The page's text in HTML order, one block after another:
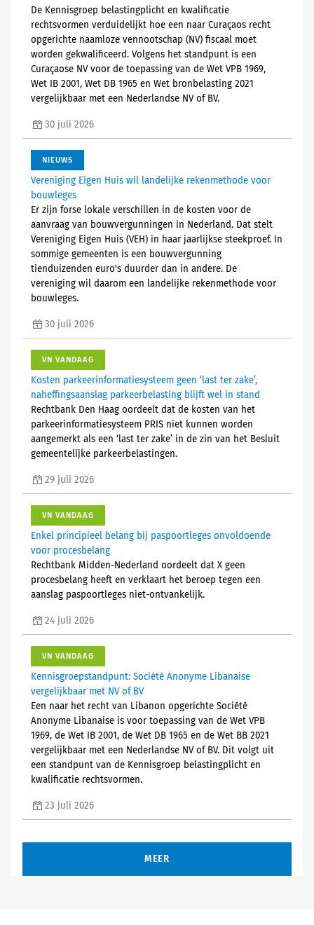
De Kennisgroep belastingplicht en kwalificatie
rechtsvormen verduidelijkt hoe een naar Curaçaos recht
opgerichte naamloze vennootschap (NV) fiscaal moet
worden gekwalificeerd. Volgens het standpunt is een
Curaçaose NV voor de toepassing van de Wet VPB 1969,
Wet IB 2001, Wet DB 1965 en Wet bronbelasting 2021
vergelijkbaar met een Nederlandse NV of BV.
30 juli 2026
NIEUWS
Vereniging Eigen Huis wil landelijke rekenmethode voor
bouwleges
Er zijn forse lokale verschillen in de kosten voor de
aanvraag van bouwvergunningen in Nederland. Dat stelt
Vereniging Eigen Huis (VEH) in haar jaarlijkse steekproef. In
sommige gemeenten is een bouwvergunning
tienduizenden euro's duurder dan in andere. De
vereniging wil daarom een landelijke rekenmethode voor
bouwleges.
30 juli 2026
VN VANDAAG
Kosten parkeerinformatiesysteem geen ‘last ter zake’,
naheffingsaanslag parkeerbelasting blijft wel in stand
Rechtbank Den Haag oordeelt dat de kosten van het
parkeerinformatiesysteem PRIS niet kunnen worden
aangemerkt als een ‘last ter zake’ in de zin van het Besluit
gemeentelijke parkeerbelastingen.
29 juli 2026
VN VANDAAG
Enkel principieel belang bij paspoortleges onvoldoende
voor procesbelang
Rechtbank Midden-Nederland oordeelt dat X geen
procesbelang heeft en verklaart het beroep tegen een
aanslag paspoortleges niet-ontvankelijk.
24 juli 2026
VN VANDAAG
Kennisgroepstandpunt: Société Anonyme Libanaise
vergelijkbaar met NV of BV
Een naar het recht van Libanon opgerichte Société
Anonyme Libanaise is voor toepassing van de Wet VPB
1969, de Wet IB 2001, de Wet DB 1965 en de Wet BB 2021
vergelijkbaar met een Nederlandse NV of BV. Dit volgt uit
een standpunt van de Kennisgroep belastingplicht en
kwalificatie rechtsvormen.
23 juli 2026
MEER